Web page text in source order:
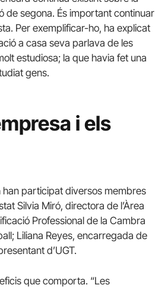
de segona. És important continuar
Per exemplificar-ho, ha explicat
a casa seva parlava de les
estudiosa; la que havia fet una
gens.
i els
han participat diversos membres
Silvia Miró, directora de l’Àrea
Professional de la Cambra
Liliana Reyes, encarregada de
d’UGT.
que comporta. “Les